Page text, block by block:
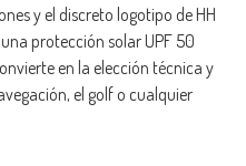
y el discreto logotipo de HH
protección solar UPF 50
en la elección técnica y
el golf o cualquier